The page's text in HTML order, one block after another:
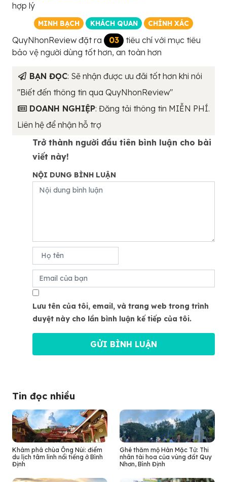
hợp lý
MINH BẠCH KHÁCH QUAN CHÍNH XÁC
QuyNhonReview đặt ra 03
tiêu chí với mục tiêu
bảo vệ người dùng tốt hơn, an toàn hơn
BẠN ĐỌC: Sẽ nhận được ưu đãi tốt hơn khi nói
"Biết đến thông tin qua QuyNhonReview"
DOANH NGHIỆP: Đăng tải thông tin MIỄN PHÍ.
Liên hệ để nhận hỗ trợ
Trở thành người đầu tiên bình luận cho bài
viết này!
NỘI DUNG BÌNH LUẬN
Lưu tên của tôi, email, và trang web trong trình
duyệt này cho lần bình luận kế tiếp của tôi.
Tin đọc nhiều
Khám phá chùa Ông Núi: điểm
du lịch tâm linh nổi tiếng ở Bình
Định
Ghé thăm mộ Hàn Mặc Tử: Thi
nhân tài hoa của vùng đất Quy
Nhơn, Bình Định